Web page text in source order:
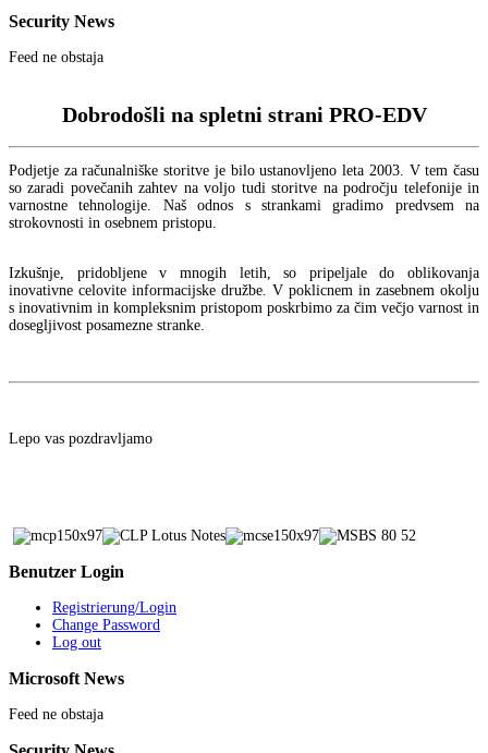
Security News
Feed ne obstaja
Dobrodošli na spletni strani PRO-EDV
Podjetje za računalniške storitve je bilo ustanovljeno leta 2003. V tem času
so zaradi povečanih zahtev na voljo tudi storitve na področju telefonije in
varnostne tehnologije. Naš odnos s strankami gradimo predvsem na
strokovnosti in osebnem pristopu.
Izkušnje, pridobljene v mnogih letih, so pripeljale do oblikovanja
inovativne celovite informacijske družbe. V poklicnem in zasebnem okolju
s inovativnim in kompleksnim pristopom poskrbimo za čim večjo varnost in
dosegljivost posamezne stranke.
Lepo vas pozdravljamo
Benutzer Login
Registrierung/Login
Change Password
Log out
Microsoft News
Feed ne obstaja